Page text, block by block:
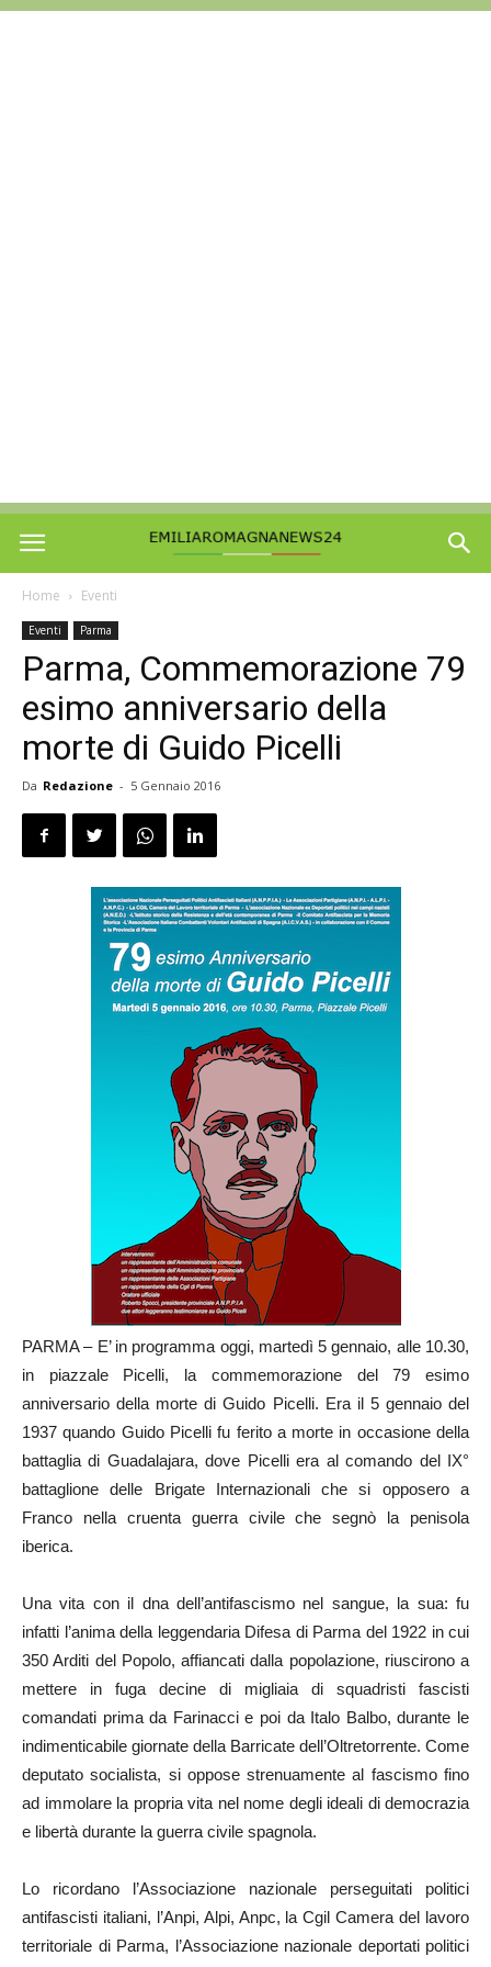
Home Eventi
Eventi Parma
Parma, Commemorazione 79
esimo anniversario della
morte di Guido Picelli
Da Redazione - 5 Gennaio 2016
PARMA – E’ in programma oggi, martedì 5 gennaio, alle 10.30,
in piazzale Picelli, la commemorazione del 79 esimo
anniversario della morte di Guido Picelli. Era il 5 gennaio del
1937 quando Guido Picelli fu ferito a morte in occasione della
battaglia di Guadalajara, dove Picelli era al comando del IX°
battaglione delle Brigate Internazionali che si opposero a
Franco nella cruenta guerra civile che segnò la penisola
iberica.
Una vita con il dna dell’antifascismo nel sangue, la sua: fu
infatti l’anima della leggendaria Difesa di Parma del 1922 in cui
350 Arditi del Popolo, affiancati dalla popolazione, riuscirono a
mettere in fuga decine di migliaia di squadristi fascisti
comandati prima da Farinacci e poi da Italo Balbo, durante le
indimenticabile giornate della Barricate dell’Oltretorrente. Come
deputato socialista, si oppose strenuamente al fascismo fino
ad immolare la propria vita nel nome degli ideali di democrazia
e libertà durante la guerra civile spagnola.
Lo ricordano l’Associazione nazionale perseguitati politici
antifascisti italiani, l’Anpi, Alpi, Anpc, la Cgil Camera del lavoro
territoriale di Parma, l’Associazione nazionale deportati politici